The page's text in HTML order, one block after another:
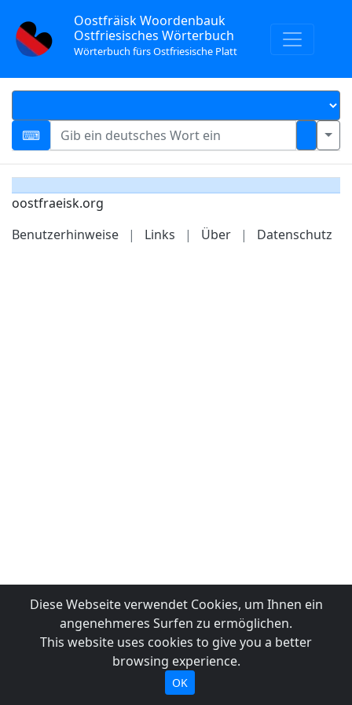
Oostfräisk Woordenbauk
Ostfriesisches Wörterbuch
Wörterbuch fürs Ostfriesische Platt
oostfraeisk.org
Benutzerhinweise
| Links | Über | Datenschutz
Diese Webseite verwendet Cookies, um Ihnen ein
angenehmeres Surfen zu ermöglichen.
This website uses cookies to give you a better
browsing experience.
OK